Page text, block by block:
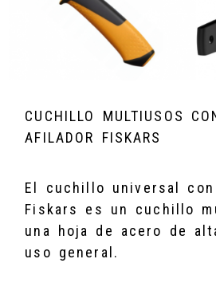
CUCHILLO MULTIUSOS
AFILADOR FISKARS
El cuchillo universal
Fiskars es un cuchillo
una hoja de acero de
uso general.